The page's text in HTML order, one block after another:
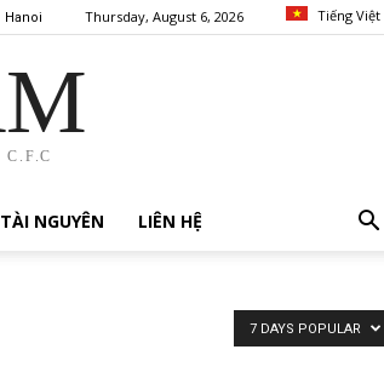
Hanoi Thursday, August 6, 2026 Tiếng Việt
TÀI NGUYÊN LIÊN HỆ
7 DAYS POPULAR